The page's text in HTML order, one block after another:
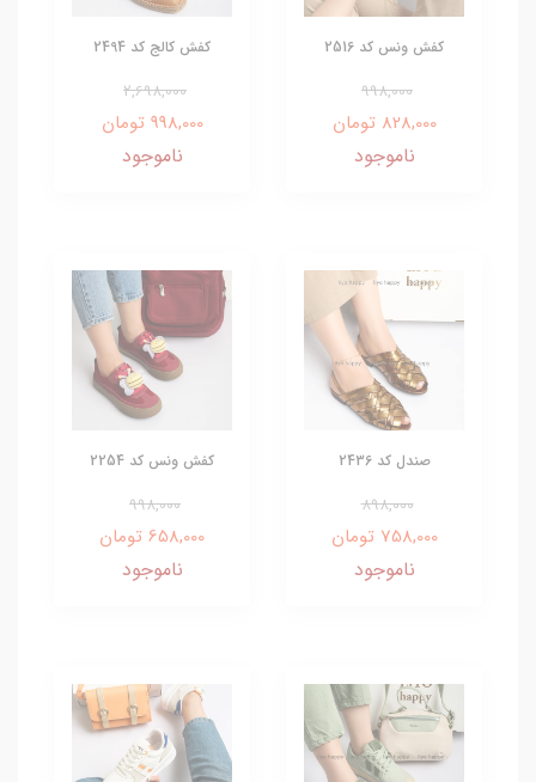
کفش ونس کد 2516
998,000
828,000 تومان
ناموجود
کفش کالج کد 2494
2,698,000
998,000 تومان
ناموجود
صندل کد 2436
898,000
758,000 تومان
ناموجود
کفش ونس کد 2254
998,000
658,000 تومان
ناموجود